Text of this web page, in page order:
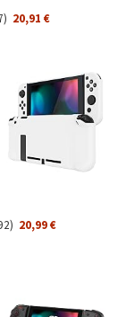
) 20,91 €
) 20,99 €